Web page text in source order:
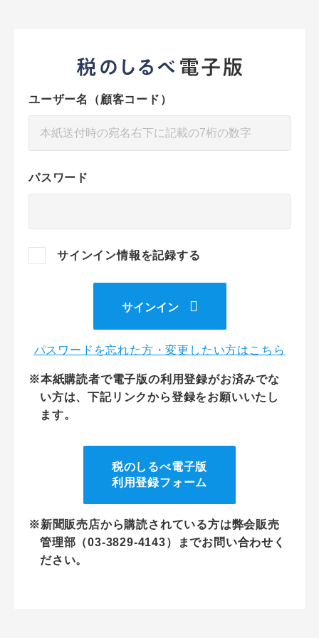
ユーザー名（顧客コード）
パスワード
サインイン情報を記録する
サインイン
パスワードを忘れた方・変更したい方はこちら
※本紙購読者で電子版の利用登録がお済みでな
い方は、下記リンクから登録をお願いいたし
ます。
税のしるべ電子版
利用登録フォーム
※新聞販売店から購読されている方は弊会販売
管理部（03-3829-4143）までお問い合わせく
ださい。